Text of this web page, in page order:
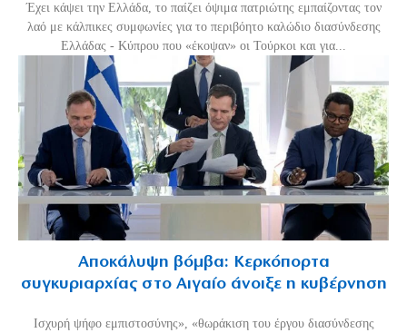
Έχει κάψει την Ελλάδα, το παίζει όψιμα πατριώτης εμπαίζοντας τον
λαό με κάλπικες συμφωνίες για το περιβόητο καλώδιο διασύνδεσης
Ελλάδας - Κύπρου που «έκοψαν» οι Τούρκοι και για...
Αποκάλυψη βόμβα: Κερκόπορτα
συγκυριαρχίας στο Αιγαίο άνοιξε η κυβέρνηση
Ισχυρή ψήφο εμπιστοσύνης», «θωράκιση του έργου διασύνδεσης